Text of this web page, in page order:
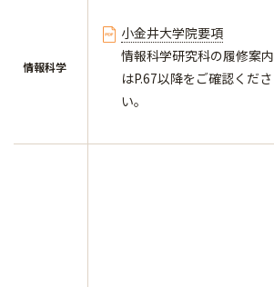
情報科学
小金井大学院要項
情報科学研究科の履修案内
はP.67以降をご確認くださ
い。